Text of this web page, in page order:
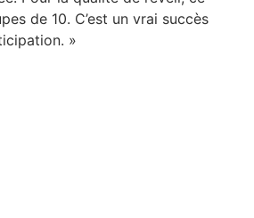
de 10. C’est un vrai succès
»